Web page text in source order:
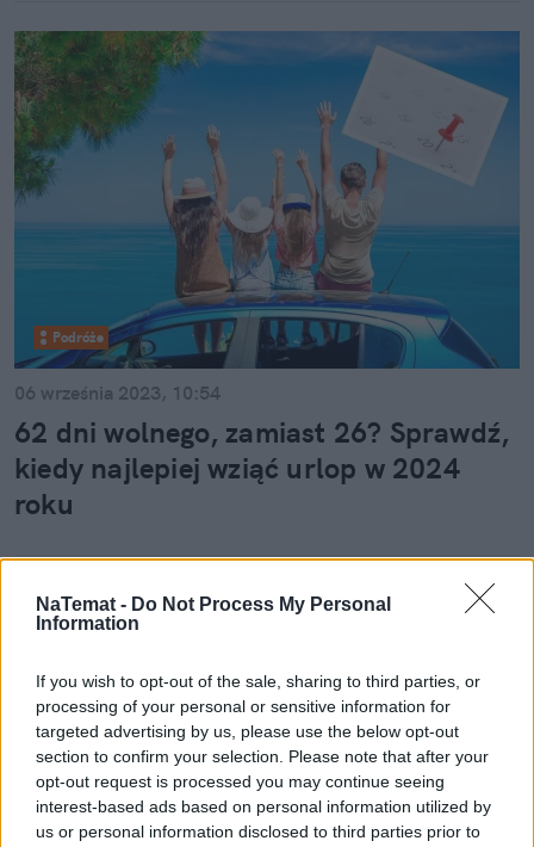
NaTemat - Do Not Process My Personal
Information
If you wish to opt-out of the sale, sharing to third parties, or
processing of your personal or sensitive information for
targeted advertising by us, please use the below opt-out
section to confirm your selection. Please note that after your
opt-out request is processed you may continue seeing
interest-based ads based on personal information utilized by
us or personal information disclosed to third parties prior to
Podróże
06 września 2023, 10:54
62 dni wolnego, zamiast 26? Sprawdź,
kiedy najlepiej wziąć urlop w 2024
roku